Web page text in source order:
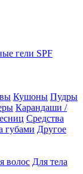
гели SPF
Кушоны Пудры
Карандаши /
Средства
губами Другое
волос Для тела